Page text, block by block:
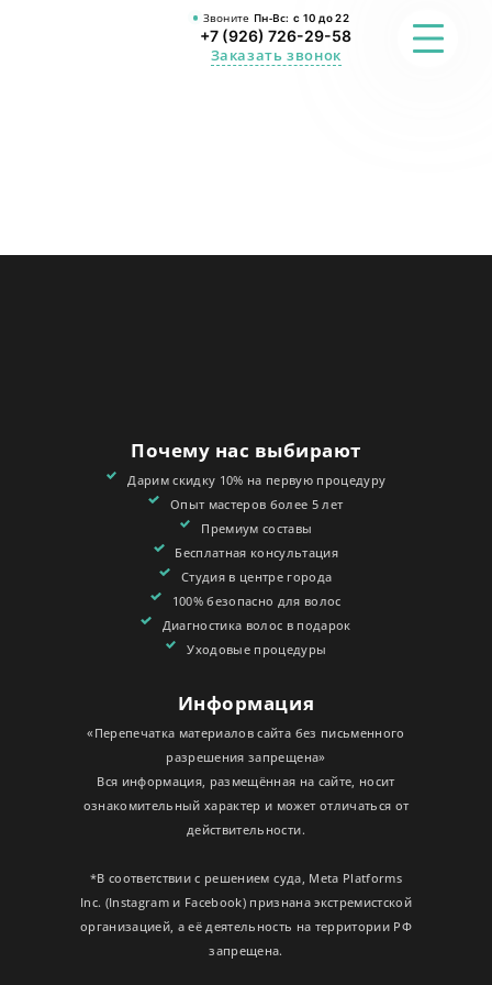
Звоните Пн-Вс:с 10 до 22
+7 (926) 726-29-58
Заказать звонок
КОНТАКТЫПочему нас выбирают
Дарим скидку 10% на первую процедуру
Опыт мастеров более 5 лет
Премиум составы
Бесплатная консультация
Студия в центре города
100% безопасно для волос
Диагностика волос в подарок
Уходовые процедуры
Информация
«Перепечатка материалов сайта без письменного
разрешения запрещена»
Вся информация, размещённая на сайте, носит
ознакомительный характер и может отличаться от
действительности.
*В соответствии с решением суда, Meta Platforms
Inc. (Instagram и Facebook) признана экстремистской
организацией, а её деятельность на территории РФ
запрещена.